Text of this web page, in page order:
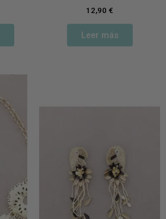
12,90 €
Leer más